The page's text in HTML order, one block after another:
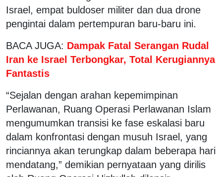
Israel, empat buldoser militer dan dua drone
pengintai dalam pertempuran baru-baru ini.
BACA JUGA: Dampak Fatal Serangan Rudal
Iran ke Israel Terbongkar, Total Kerugiannya
Fantastis
“Sejalan dengan arahan kepemimpinan
Perlawanan, Ruang Operasi Perlawanan Islam
mengumumkan transisi ke fase eskalasi baru
dalam konfrontasi dengan musuh Israel, yang
rinciannya akan terungkap dalam beberapa hari
mendatang,” demikian pernyataan yang dirilis